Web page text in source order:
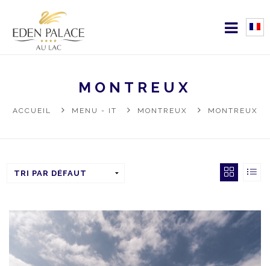
MONTREUX
ACCUEIL MENU - IT MONTREUX MONTREUX